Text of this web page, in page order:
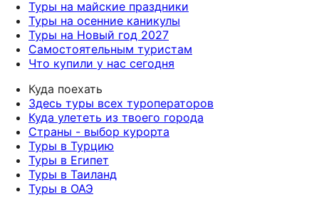
Туры на майские праздники
Туры на осенние каникулы
Туры на Новый год 2027
Самостоятельным туристам
Что купили у нас сегодня
Куда поехать
Здесь туры всех туроператоров
Куда улететь из твоего города
Страны - выбор курорта
Туры в Турцию
Туры в Египет
Туры в Таиланд
Туры в ОАЭ